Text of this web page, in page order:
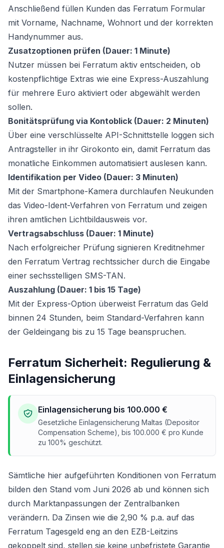
Anschließend füllen Kunden das Ferratum Formular
mit Vorname, Nachname, Wohnort und der korrekten
Handynummer aus.
Zusatzoptionen prüfen (Dauer: 1 Minute)
Nutzer müssen bei Ferratum aktiv entscheiden, ob
kostenpflichtige Extras wie eine Express-Auszahlung
für mehrere Euro aktiviert oder abgewählt werden
sollen.
Bonitätsprüfung via Kontoblick (Dauer: 2 Minuten)
Über eine verschlüsselte API-Schnittstelle loggen sich
Antragsteller in ihr Girokonto ein, damit Ferratum das
monatliche Einkommen automatisiert auslesen kann.
Identifikation per Video (Dauer: 3 Minuten)
Mit der Smartphone-Kamera durchlaufen Neukunden
das Video-Ident-Verfahren von Ferratum und zeigen
ihren amtlichen Lichtbildausweis vor.
Vertragsabschluss (Dauer: 1 Minute)
Nach erfolgreicher Prüfung signieren Kreditnehmer
den Ferratum Vertrag rechtssicher durch die Eingabe
einer sechsstelligen SMS-TAN.
Auszahlung (Dauer: 1 bis 15 Tage)
Mit der Express-Option überweist Ferratum das Geld
binnen 24 Stunden, beim Standard-Verfahren kann
der Geldeingang bis zu 15 Tage beanspruchen.
Ferratum Sicherheit: Regulierung &
Einlagensicherung
Einlagensicherung bis 100.000 €
Gesetzliche Einlagensicherung Maltas (Depositor
Compensation Scheme), bis 100.000 € pro Kunde
zu 100% geschützt.
Sämtliche hier aufgeführten Konditionen von Ferratum
bilden den Stand vom Juni 2026 ab und können sich
durch Marktanpassungen der Zentralbanken
verändern. Da Zinsen wie die 2,90 % p.a. auf das
Ferratum Tagesgeld eng an den EZB-Leitzins
gekoppelt sind, stellen sie keine unbefristete Garantie